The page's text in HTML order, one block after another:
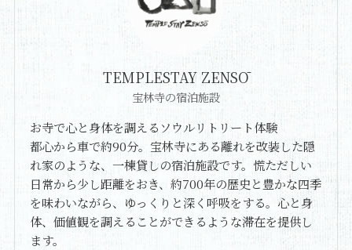
TEMPLESTAY ZENSŌ
宝林寺の宿泊施設
お寺で心と身体を調えるソウルリトリート体験
都心から車で約90分。宝林寺にある離れを改装した隠
れ家のような、一棟貸しの宿泊施設です。慌ただしい
日常から少し距離をおき、約700年の歴史と豊かな四季
を味わいながら、ゆっくりと深く呼吸をする。心と身
体、価値観を調えることができるような滞在を提供し
ます。